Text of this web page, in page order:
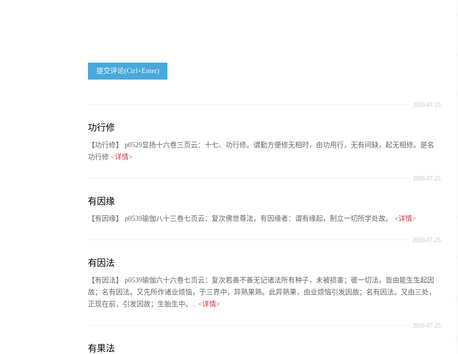
提交评论(Ctrl+Enter)
2026-07-25
功行修
【功行修】 p0529显扬十六卷三页云：十七、功行修。谓勤方便修无相时，由功用行，无有间缺，起无相修。是名
功行修 <详情>
2026-07-25
有因缘
【有因缘】 p0539瑜伽八十三卷七页云：复次佛世尊法，有因缘者：谓有缘起，制立一切所学处故。 <详情>
2026-07-25
有因法
【有因法】 p0539瑜伽六十六卷七页云：复次若善不善无记诸法所有种子，未被损害；彼一切法，皆由能生生起因
故；名有因法。又先所作诸业烦恼，于三界中，异熟果熟。此异熟果，由业烦恼引发因故；名有因法。又由三处，
正现在前，引发因故；生胎生中。.. <详情>
2026-07-25
有果法